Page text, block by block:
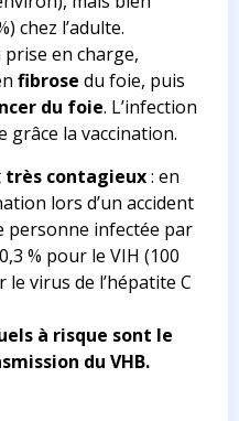
chez l’adulte.
en charge,
fibrose du foie, puis
du foie. L’infection
grâce la vaccination.
très contagieux: en
lors d’un accident
personne infectée par
% pour le VIH (100
virus de l’hépatite C
à risque sont le
du VHB.